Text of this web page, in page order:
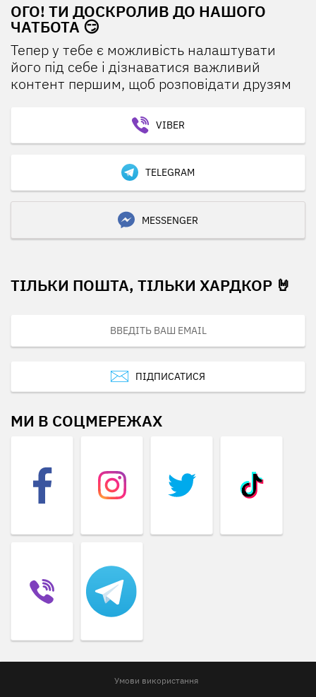
ОГО! ТИ ДОСКРОЛИВ ДО НАШОГО
ЧАТБОТА 😏
Тепер у тебе є можливість налаштувати
його під себе і дізнаватися важливий
контент першим, щоб розповідати друзям
VIBER
TELEGRAM
MESSENGER
ТІЛЬКИ ПОШТА, ТІЛЬКИ ХАРДКОР 🤘
ПІДПИСАТИСЯ
МИ В СОЦМЕРЕЖАХ
Умови використання